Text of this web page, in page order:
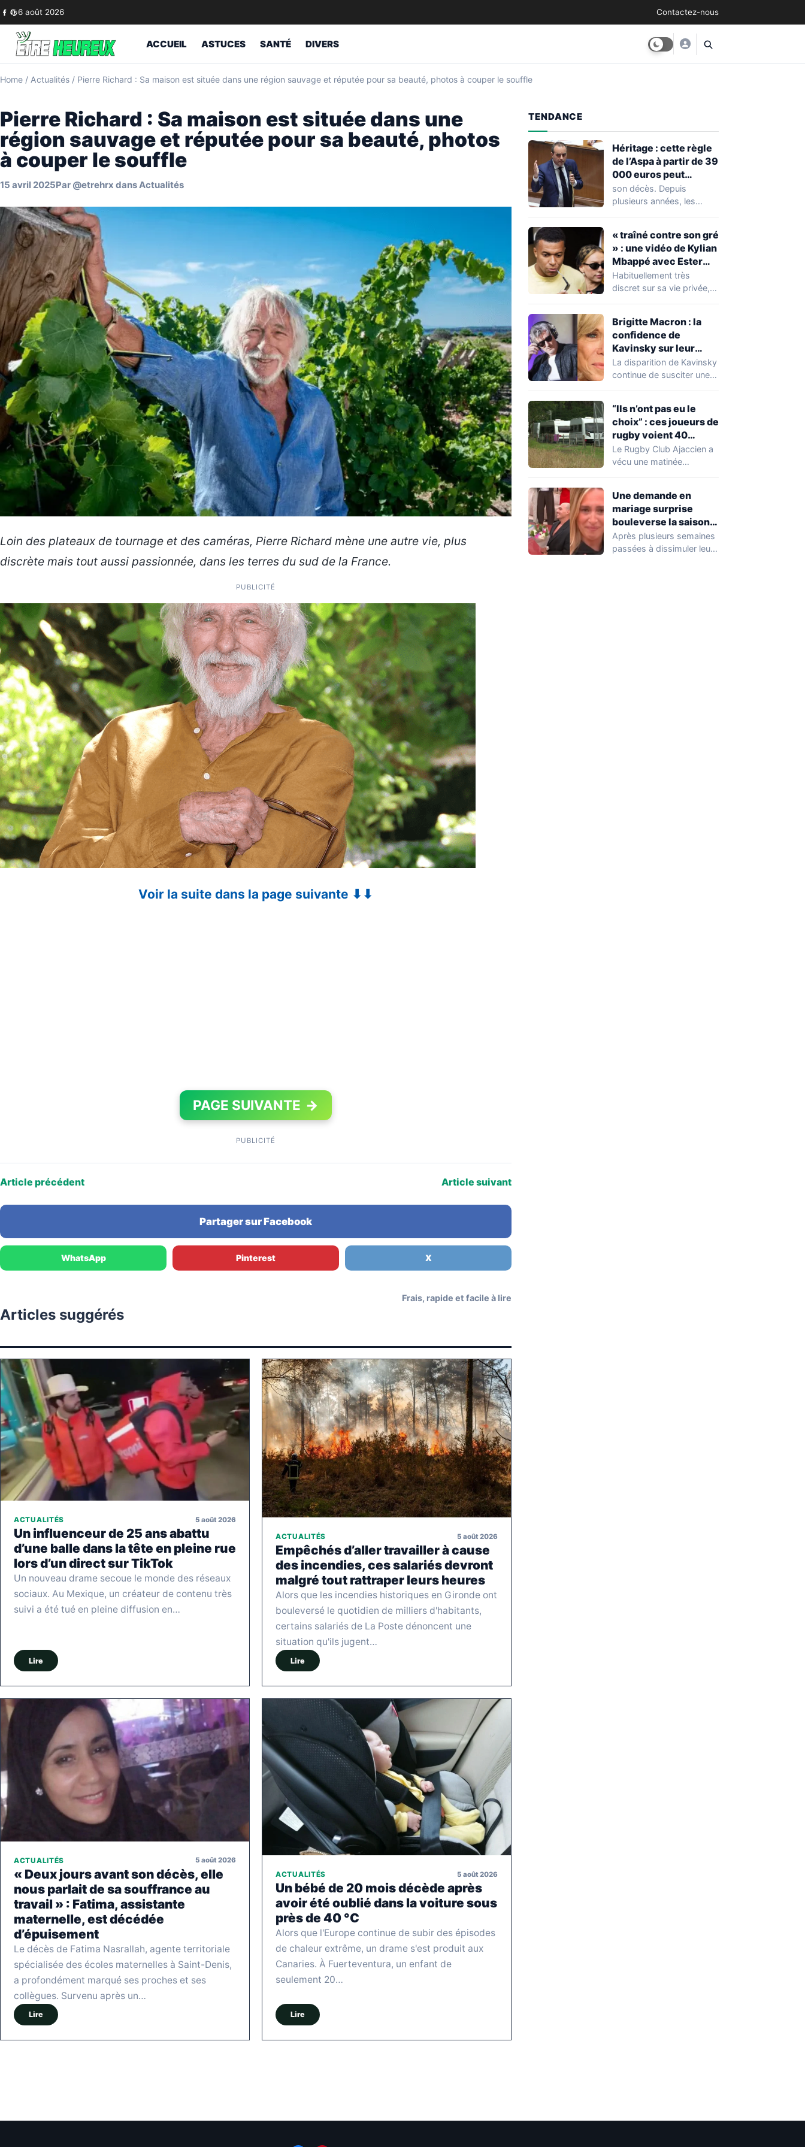
Skip to content
6 août 2026 Contactez-nous
ACCUEIL ASTUCES SANTÉ DIVERS
Home / Actualités / Pierre Richard : Sa maison est située dans une région sauvage et réputée pour sa beauté, photos à couper le souffle
Pierre Richard : Sa maison est située dans une
région sauvage et réputée pour sa beauté, photos
à couper le souffle
15 avril 2025Par @etrehrx dansActualités
Loin des plateaux de tournage et des caméras, Pierre Richard mène une autre vie, plus
discrète mais tout aussi passionnée, dans les terres du sud de la France.
PUBLICITÉ
Voir la suite dans la page suivante ⬇⬇
PAGE SUIVANTE →
PUBLICITÉ
Article précédent Article suivant
Partager sur Facebook
WhatsApp Pinterest X
Articles suggérés
Frais, rapide et facile à lire
ACTUALITÉS 5 août 2026
Un influenceur de 25 ans abattu
d’une balle dans la tête en pleine rue
lors d’un direct sur TikTok
Un nouveau drame secoue le monde des réseaux
sociaux. Au Mexique, un créateur de contenu très
suivi a été tué en pleine diffusion en…
Lire
ACTUALITÉS 5 août 2026
Empêchés d’aller travailler à cause
des incendies, ces salariés devront
malgré tout rattraper leurs heures
Alors que les incendies historiques en Gironde ont
bouleversé le quotidien de milliers d'habitants,
certains salariés de La Poste dénoncent une
situation qu'ils jugent…
Lire
ACTUALITÉS 5 août 2026
« Deux jours avant son décès, elle
nous parlait de sa souffrance au
travail » : Fatima, assistante
maternelle, est décédée
d’épuisement
Le décès de Fatima Nasrallah, agente territoriale
spécialisée des écoles maternelles à Saint-Denis,
a profondément marqué ses proches et ses
collègues. Survenu après un…
Lire
ACTUALITÉS 5 août 2026
Un bébé de 20 mois décède après
avoir été oublié dans la voiture sous
près de 40 °C
Alors que l'Europe continue de subir des épisodes
de chaleur extrême, un drame s'est produit aux
Canaries. À Fuerteventura, un enfant de
seulement 20…
Lire
TENDANCE
Héritage : cette règle
de l’Aspa à partir de 39
000 euros peut
réserver une
mauvaise surprise à
son décès. Depuis
plusieurs années, les
concernant le seuil…
« traîné contre son gré
» : une vidéo de Kylian
Mbappé avec Ester
Expósito en Italie agite
la toile
Habituellement très
discret sur sa vie privée,
Brigitte Macron : la
confidence de
Kavinsky sur leur
relation
La disparition de Kavinsky
continue de susciter une
“Ils n’ont pas eu le
choix” : ces joueurs de
rugby voient 40
caravanes de gens du
voyage s’installer
heure
Le Rugby Club Ajaccien a
vécu une matinée
découverte d'une…
Une demande en
mariage surprise
bouleverse la saison
de Secret Story
Après plusieurs semaines
passées à dissimuler leur